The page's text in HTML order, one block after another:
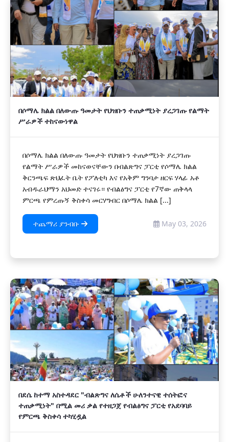
በሶማሌ ክልል በለውጡ ዓመታት የህዝቡን ተጠቃሚነት ያረጋገጡ የልማት
ሥራዎች ተከናውነዋል
በሶማሌ ክልል በለውጡ ዓመታት የህዝቡን ተጠቃሚነት ያረጋገጡ
የልማት ሥራዎች መከናወናቸውን በብልጽግና ፓርቲ የሶማሌ ክልል
ቅርንጫፍ ጽህፈት ቤት የፖለቲካ እና የአቅም ግንባታ ዘርፍ ሃላፊ አቶ
አብዱራህማን አህመድ ተናገሩ። የብልፅግና ፓርቲ የ7ኛው ጠቅላላ
ምርጫ የምረጡኝ ቅስቀሳ መርሃግብር በሶማሌ ክልል [...]
ተጨማሪ ያንብቡ May 03, 2026
በደሴ ከተማ አስተዳደር "ብልጽግና ለሴቶች ሁለንተናዊ ተሰትፎና
ተጠቃሚነት" በሚል መሪ ቃል የተዘጋጀ የብልፅግና ፓርቲ የአደባባይ
የምርጫ ቅስቀሳ ተካሂዷል